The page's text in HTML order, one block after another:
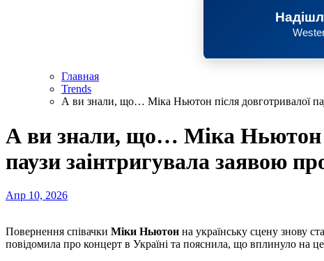
Главная
Trends
А ви знали, що… Міка Ньютон після довготривалої
А ви знали, що… Міка Ньютон
паузи заінтригувала заявою
Апр 10, 2026
Повернення співачки Міки Ньютон на українську сцену знову
повідомила про концерт в Україні та пояснила, що вплинуло на